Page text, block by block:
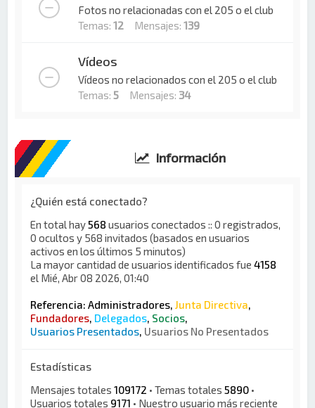
Fotos no relacionadas con el 205 o el club
Temas:12 Mensajes:139
Vídeos
Vídeos no relacionados con el 205 o el club
Temas:5 Mensajes: 34
Información
¿Quién está conectado?
En total hay568 usuarios conectados :: 0 registrados,
0 ocultos y 568 invitados (basados en usuarios
activos en los últimos 5 minutos)
La mayor cantidad de usuarios identificados fue4158
el Mié, Abr 08 2026, 01:40
Referencia:Administradores,Junta Directiva,
Fundadores, Delegados, Socios,
Usuarios Presentados, Usuarios No Presentados
Estadísticas
Mensajes totales109172 • Temas totales5890 •
Usuarios totales 9171 • Nuestro usuario más reciente